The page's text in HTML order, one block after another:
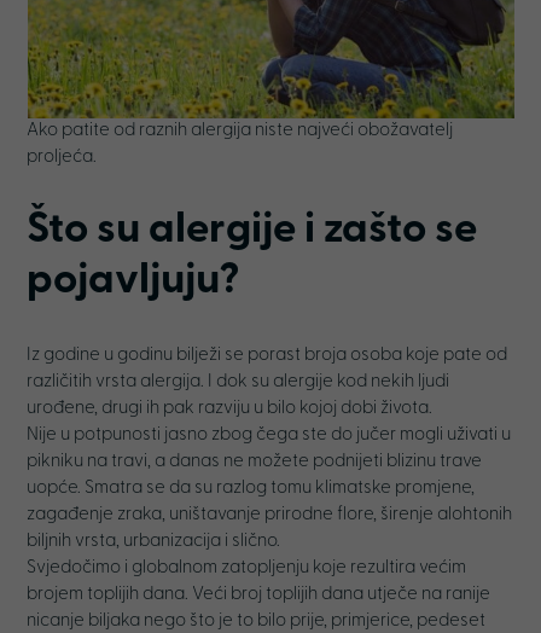
Ako patite od raznih alergija niste najveći obožavatelj
proljeća.
Što su alergije i zašto se
pojavljuju?
Iz godine u godinu bilježi se porast broja osoba koje pate od
različitih vrsta alergija. I dok su alergije kod nekih ljudi
urođene, drugi ih pak razviju u bilo kojoj dobi života.
Nije u potpunosti jasno zbog čega ste do jučer mogli uživati u
pikniku na travi, a danas ne možete podnijeti blizinu trave
uopće. Smatra se da su razlog tomu klimatske promjene,
zagađenje zraka, uništavanje prirodne flore, širenje alohtonih
biljnih vrsta, urbanizacija i slično.
Svjedočimo i globalnom zatopljenju koje rezultira većim
brojem toplijih dana. Veći broj toplijih dana utječe na ranije
nicanje biljaka nego što je to bilo prije, primjerice, pedeset